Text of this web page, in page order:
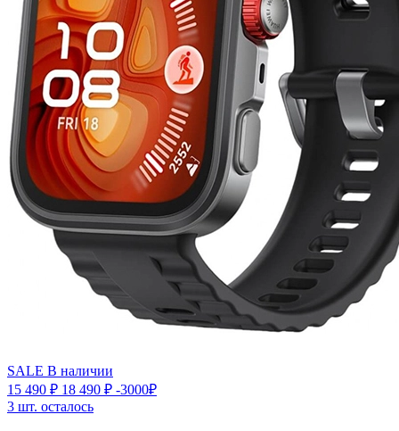
SALE В наличии
15 490 ₽ 18 490 ₽ -3000₽
3 шт. осталось